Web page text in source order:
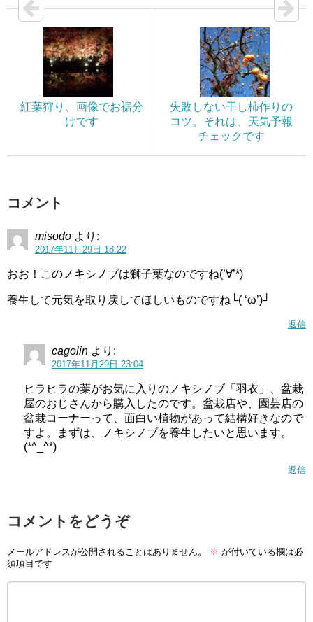
紅葉狩り、画像でお裾分
けです
失敗しない干し柿作りの
コツ。それは、天気予報
チェックです
コメント
misodo より:
2017年11月29日 18:22
おお！このノキシノブは獅子葉なのですね(’∀’*)
養生して元気を取り戻してほしいものですね└( ‘ω’)┘
返信
cagolin より:
2017年11月29日 23:04
ヒラヒラの葉がお気に入りのノキシノブ「羽衣」、盆栽
屋のおじさんから購入したのです。盆栽店や、園芸店の
盆栽コーナーって、面白い植物があって結構好きなので
すよ。まずは、ノキシノブを養生したいと思います。
(*^_^*)
返信
コメントをどうぞ
メールアドレスが公開されることはありません。 ※ が付いている欄は必
須項目です